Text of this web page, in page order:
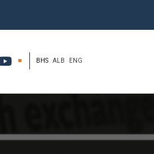
BHS ALB ENG